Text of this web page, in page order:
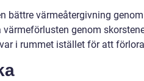
bättre värmeåtergivning
genom
i rummet istället för att